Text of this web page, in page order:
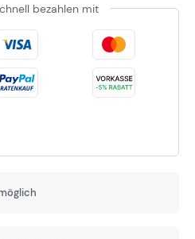
bezahlen mit